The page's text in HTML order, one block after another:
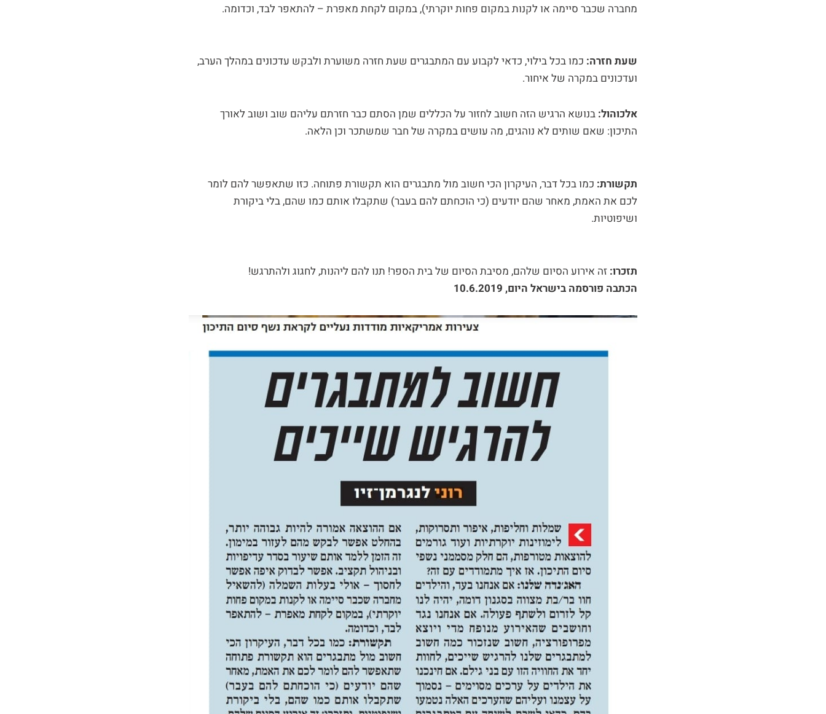
מחברה שכבר סיימה או לקנות במקום פחות יוקרתי), במקום לקחת מאפרת – להתאפר לבד, וכדומה.
שעת חזרה: כמו בכל בילוי, כדאי לקבוע עם המתבגרים שעת חזרה משוערת ולבקש עדכונים במהלך הערב,
ועדכונים במקרה של איחור.
אלכוהול: בנושא הרגיש הזה חשוב לחזור על הכללים שמן הסתם כבר חזרתם עליהם שוב ושוב לאורך
התיכון: שאם שותים לא נוהגים, מה עושים במקרה של חבר שמשתכר וכן הלאה.
תקשורת: כמו בכל דבר, העיקרון הכי חשוב מול מתבגרים הוא תקשורת פתוחה. כזו שתאפשר להם לומר
לכם את האמת, מאחר שהם יודעים (כי הוכחתם להם בעבר) שתקבלו אותם כמו שהם, בלי ביקורת
ושיפוטיות.
תזכרו: זה אירוע הסיום שלהם, מסיבת הסיום של בית הספר! תנו להם ליהנות, לחגוג ולהתרגש!
הכתבה פורסמה בישראל היום, 10.6.2019